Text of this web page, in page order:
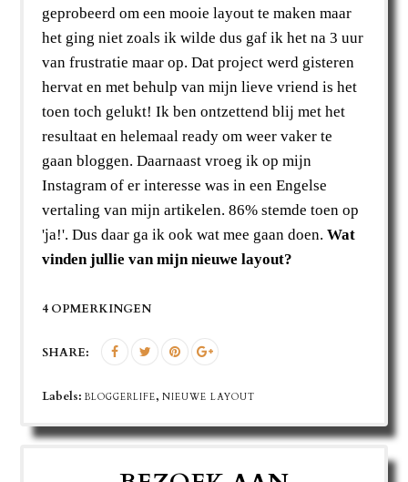
geprobeerd om een mooie layout te maken maar
het ging niet zoals ik wilde dus gaf ik het na 3 uur
van frustratie maar op. Dat project werd gisteren
hervat en met behulp van mijn lieve vriend is het
toen toch gelukt! Ik ben ontzettend blij met het
resultaat en helemaal ready om weer vaker te
gaan bloggen. Daarnaast vroeg ik op mijn
Instagram of er interesse was in een Engelse
vertaling van mijn artikelen. 86% stemde toen op
'ja!'. Dus daar ga ik ook wat mee gaan doen.Wat
vinden jullie van mijn nieuwe layout?
4 OPMERKINGEN
SHARE:
Labels:BLOGGERLIFE,NIEUWE LAYOUT